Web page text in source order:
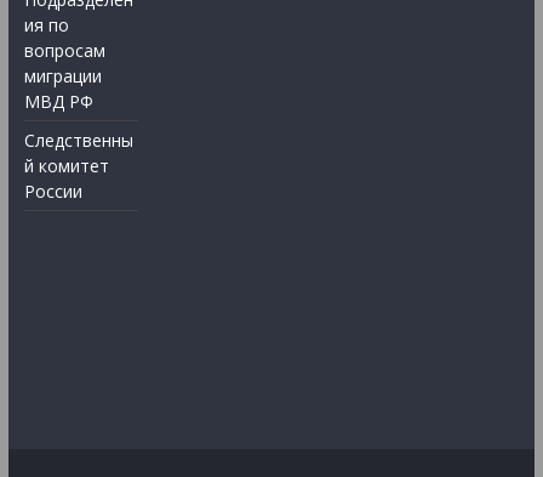
ия по
вопросам
миграции
МВД РФ
Следственны
й комитет
России